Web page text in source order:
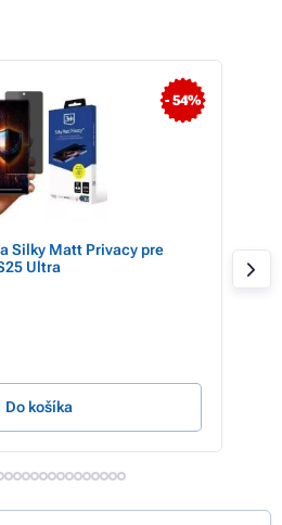
- 54%
Silky Matt Privacy pre
Ultra
Do košíka